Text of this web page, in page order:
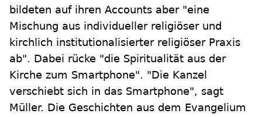
bildeten auf ihren Accounts aber "eine
Mischung aus individueller religiöser und
kirchlich institutionalisierter religiöser Praxis
ab". Dabei rücke "die Spiritualität aus der
Kirche zum Smartphone". "Die Kanzel
verschiebt sich in das Smartphone", sagt
Müller. Die Geschichten aus dem Evangelium